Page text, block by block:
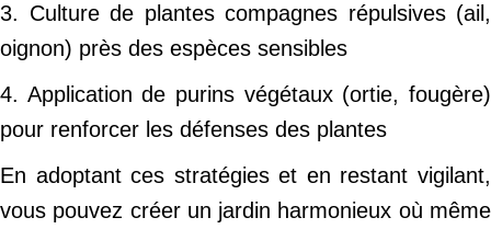
3. Culture de plantes compagnes répulsives (ail,
oignon) près des espèces sensibles
4. Application de purins végétaux (ortie, fougère)
pour renforcer les défenses des plantes
En adoptant ces stratégies et en restant vigilant,
vous pouvez créer un jardin harmonieux où même